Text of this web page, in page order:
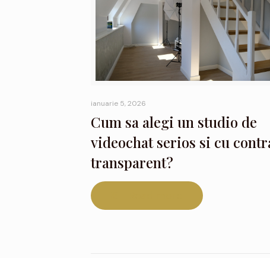
ianuarie 5, 2026
Cum sa alegi un studio de
videochat serios si cu
transparent?